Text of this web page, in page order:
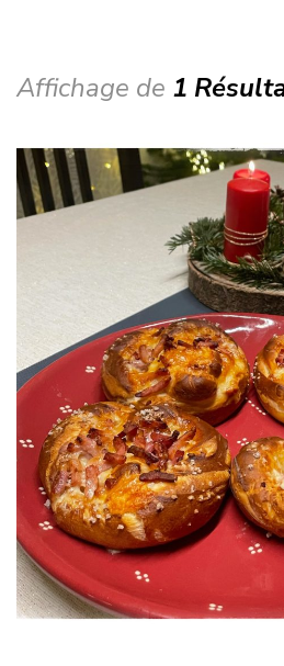
Affichage de 1